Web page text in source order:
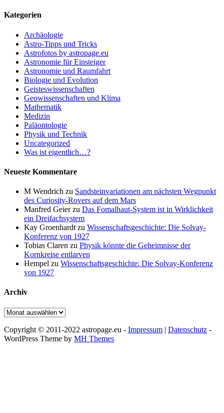
Kategorien
Archäologie
Astro-Tipps und Tricks
Astrofotos by astropage.eu
Astronomie für Einsteiger
Astronomie und Raumfahrt
Biologie und Evolution
Geisteswissenschaften
Geowissenschaften und Klima
Mathematik
Medizin
Paläontologie
Physik und Technik
Uncategorized
Was ist eigentlich…?
Neueste Kommentare
M Wendrich zu Sandsteinvariationen am nächsten Wegpunkt
des Curiosity-Rovers auf dem Mars
Manfred Geierzu Das Fomalhaut-System ist in Wirklichkeit
ein Dreifachsystem
Kay Groenhardt zu Wissenschaftsgeschichte: Die Solvay-
Konferenz von 1927
Tobias Claren zu Physik könnte die Geheimnisse der
Kornkreise entlarven
Hempel zu Wissenschaftsgeschichte: Die Solvay-Konferenz
von 1927
Archiv
Archiv
Copyright © 2011-2022 astropage.eu - Impressum | Datenschutz -
WordPress Theme by MH Themes